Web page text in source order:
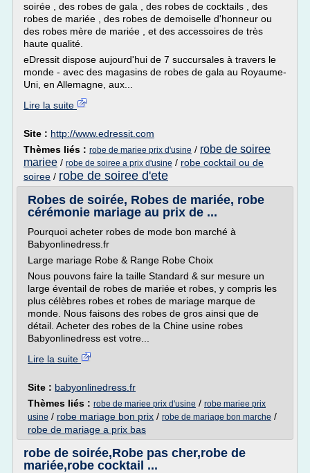
soirée , des robes de gala , des robes de cocktails , des
robes de mariée , des robes de demoiselle d'honneur ou
des robes mère de mariée , et des accessoires de très
haute qualité.
eDressit dispose aujourd'hui de 7 succursales à travers le
monde - avec des magasins de robes de gala au Royaume-
Uni, en Allemagne, aux...
Lire la suite
Site : http://www.edressit.com
Thèmes liés : robe de mariee prix d'usine / robe de soiree
mariee / robe de soiree a prix d'usine / robe cocktail ou de
soiree / robe de soiree d'ete
Robes de soirée, Robes de mariée, robe
cérémonie mariage au prix de ...
Pourquoi acheter robes de mode bon marché à
Babyonlinedress.fr
Large mariage Robe & Range Robe Choix
Nous pouvons faire la taille Standard & sur mesure un
large éventail de robes de mariée et robes, y compris les
plus célèbres robes et robes de mariage marque de
monde. Nous faisons des robes de gros ainsi que de
détail. Acheter des robes de la Chine usine robes
Babyonlinedress est votre...
Lire la suite
Site : babyonlinedress.fr
Thèmes liés : robe de mariee prix d'usine / robe mariee prix
usine / robe mariage bon prix / robe de mariage bon marche /
robe de mariage a prix bas
robe de soirée,Robe pas cher,robe de
mariée,robe cocktail ...